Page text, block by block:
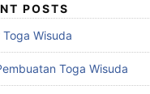
POSTS
Toga Wisuda
Toga Wisuda